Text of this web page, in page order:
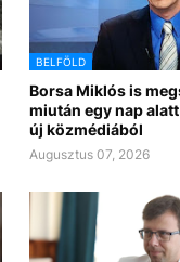
BELFÖLD
Borsa Miklós is
miután egy nap
új közmédiából
Augusztus 07, 2026